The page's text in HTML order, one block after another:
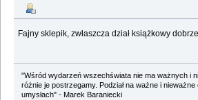
Fajny sklepik, zwłaszcza dział książkowy
"Wśród wydarzeń wszechświata nie ma ważnych i
różnie je postrzegamy. Podział na ważne i
umysłach" - Marek Baraniecki